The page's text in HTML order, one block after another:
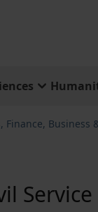
Finance, Business
Service